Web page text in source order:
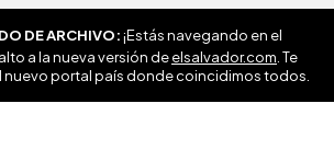
DE ARCHIVO:¡Estás navegando en el
a la nueva versión deelsalvador.com . Te
nuevo portal país donde coincidimos todos.